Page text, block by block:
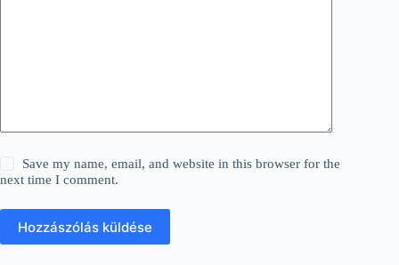
Save my name, email, and website in this browser for the
next time I comment.
Hozzászólás küldése